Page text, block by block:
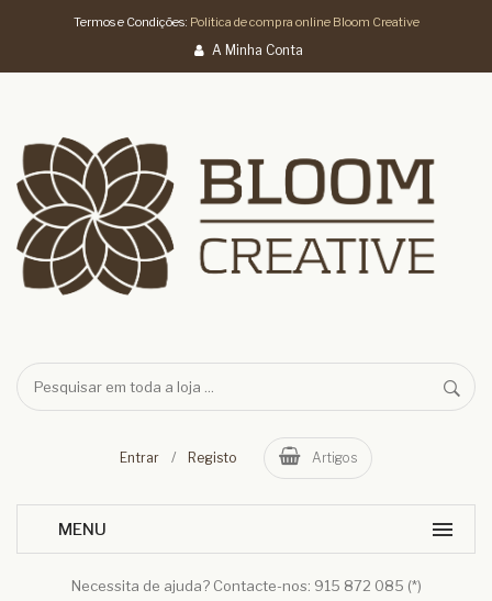
Termos e Condições: Politica de compra online Bloom Creative
A Minha Conta
Entrar / Registo Artigos
Necessita de ajuda? Contacte-nos: 915 872 085 (*)